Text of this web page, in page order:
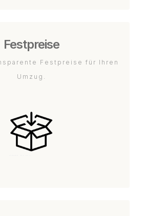
Festpreise
Festpreise für Ihren
Umzug.